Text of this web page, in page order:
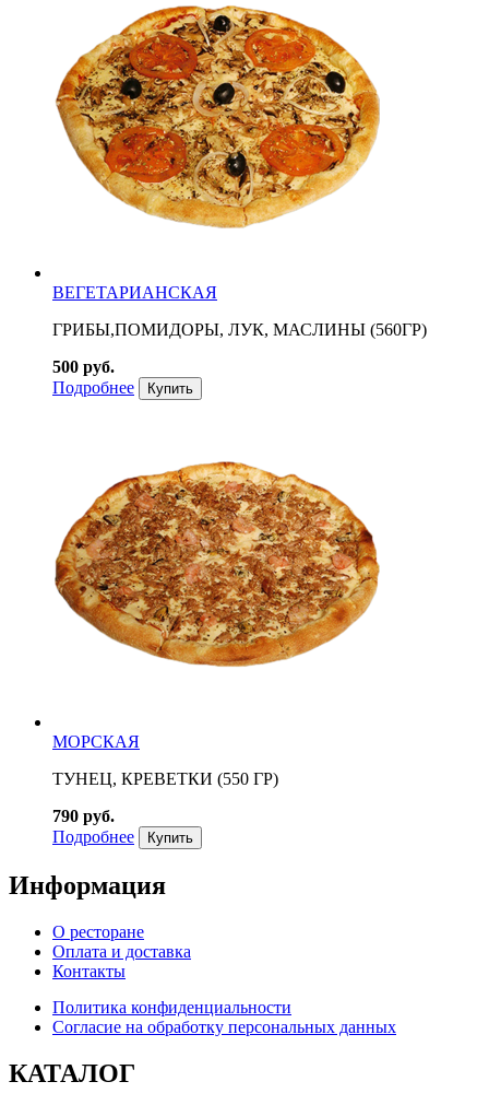
ВЕГЕТАРИАНСКАЯ
ГРИБЫ,ПОМИДОРЫ, ЛУК, МАСЛИНЫ (560ГР)
500 руб.
Подробнее
Купить
МОРСКАЯ
ТУНЕЦ, КРЕВЕТКИ (550 ГР)
790 руб.
Подробнее
Купить
Информация
О ресторане
Оплата и доставка
Контакты
Политика конфиденциальности
Согласие на обработку персональных данных
КАТАЛОГ